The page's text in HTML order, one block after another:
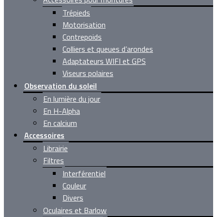
Trépieds
Motorisation
Contrepoids
Colliers et queues d’arondes
Adaptateurs WIFI et GPS
Viseurs polaires
Observation du soleil
En lumière du jour
En H-Alpha
En calcium
Accessoires
Librairie
Filtres
Interférentiel
Couleur
Divers
Oculaires et Barlow